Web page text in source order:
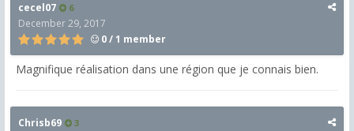
cecel07 6
December 29, 2017
0 / 1 member
Magnifique réalisation dans une région que je connais bien.
Chrisb69 3